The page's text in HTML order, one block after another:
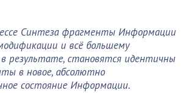
Синтеза фрагменты Информации
и всё большему
результате, становятся идентичны
в новое, абсолютно
состояние Информации.